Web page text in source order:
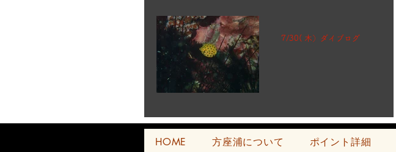
7/30( 木）ダイブログ
HOME 方座浦について ポイント詳細